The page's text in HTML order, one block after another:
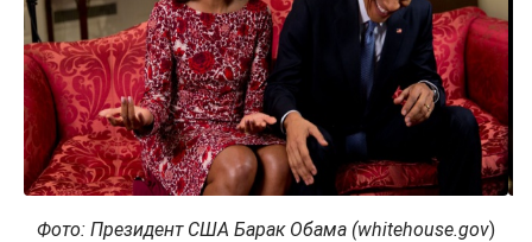
Фото: Президент США Барак Обама (whitehouse.gov)